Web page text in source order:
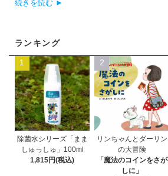
続きを読む ►
ランキング
1
除菌水シリーズ「まま
しゅっしゅ」100ml
1,815円(税込)
2
リンちゃんとダーリン
の大冒険
「魔法のコインをさが
しに」